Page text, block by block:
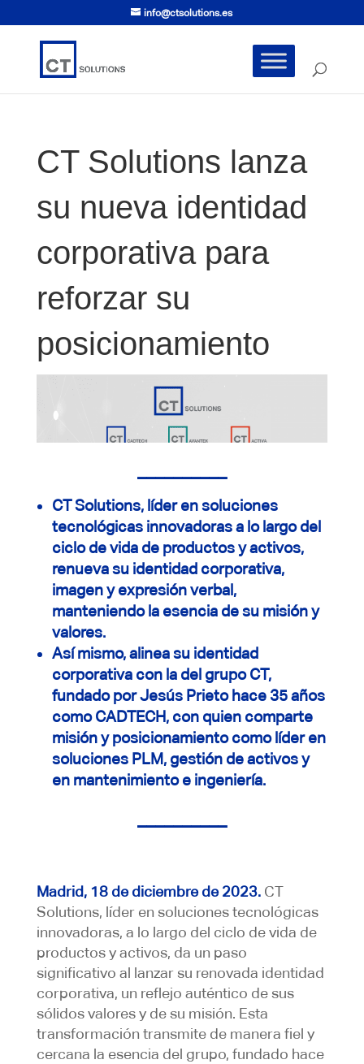
info@ctsolutions.es
CT Solutions lanza
su nueva identidad
corporativa para
reforzar su
posicionamiento
CT Solutions, líder en soluciones
tecnológicas innovadoras a lo largo del
ciclo de vida de productos y activos,
renueva su identidad corporativa,
imagen y expresión verbal,
manteniendo la esencia de su misión y
valores.
Así mismo, alinea su identidad
corporativa con la del grupo CT,
fundado por Jesús Prieto hace 35 años
como CADTECH, con quien comparte
misión y posicionamiento como líder en
soluciones PLM, gestión de activos y
en mantenimiento e ingeniería.
Madrid, 18 de diciembre de 2023. CT
Solutions, líder en soluciones tecnológicas
innovadoras, a lo largo del ciclo de vida de
productos y activos, da un paso
significativo al lanzar su renovada identidad
corporativa, un reflejo auténtico de sus
sólidos valores y de su misión. Esta
transformación transmite de manera fiel y
cercana la esencia del grupo, fundado hace